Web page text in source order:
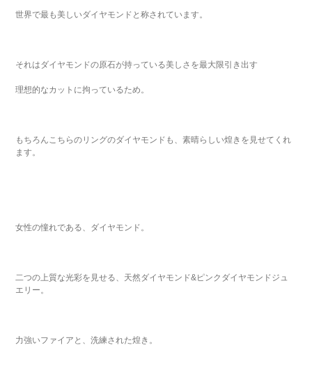
世界で最も美しいダイヤモンドと称されています。
それはダイヤモンドの原石が持っている美しさを最大限引き出す
理想的なカットに拘っているため。
もちろんこちらのリングのダイヤモンドも、素晴らしい煌きを見せてくれ
ます。
女性の憧れである、ダイヤモンド。
二つの上質な光彩を見せる、天然ダイヤモンド&ピンクダイヤモンドジュ
エリー。
力強いファイアと、洗練された煌き。